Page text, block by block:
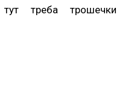
треба трошечки